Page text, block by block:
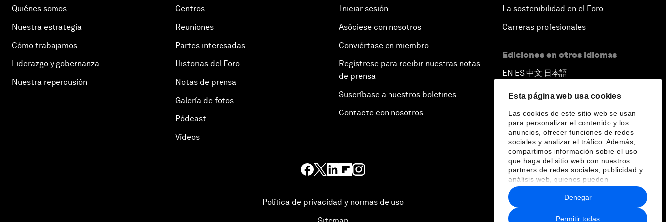
Esta página web usa cookies
Las cookies de este sitio web se usan
para personalizar el contenido y los
anuncios, ofrecer funciones de redes
sociales y analizar el tráfico. Además,
compartimos información sobre el uso
que haga del sitio web con nuestros
partners de redes sociales, publicidad y
análisis web, quienes pueden
combinarla con otra información que les
haya proporcionado o que hayan
recopilado a partir del uso que haya
hecho de sus servicios.
Permitir todas
Denegar
Quiénes somos
Nuestra estrategia
Cómo trabajamos
Liderazgo y gobernanza
Nuestra repercusión
Centros
Reuniones
Partes interesadas
Historias del Foro
Notas de prensa
Galería de fotos
Pódcast
Vídeos
Iniciar sesión
Asóciese con nosotros
Conviértase en miembro
Regístrese para recibir nuestras notas
de prensa
Suscríbase a nuestros boletines
Contacte con nosotros
La sostenibilidad en el Foro
Carreras profesionales
Ediciones en otros idiomas
EN ▪ ES▪中文▪ 日本語
Política de privacidad y normas de uso